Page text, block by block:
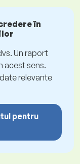
în
Un raport
acest sens.
relevante
pentru